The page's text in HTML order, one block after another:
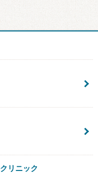
リニック